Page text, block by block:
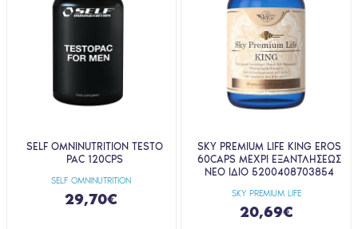
SELF OMNINUTRITION
SELF OMNINUTRITION TESTO
PAC 120CPS
29,70€ SKY PREMIUM LIFE
SKY PREMIUM LIFE KING EROS
60CAPS ΜΕΧΡΙ ΕΞΑΝΤΛΗΣΕΩΣ
ΝΕΟ ΙΔΙΟ 5200408703854
20,69€